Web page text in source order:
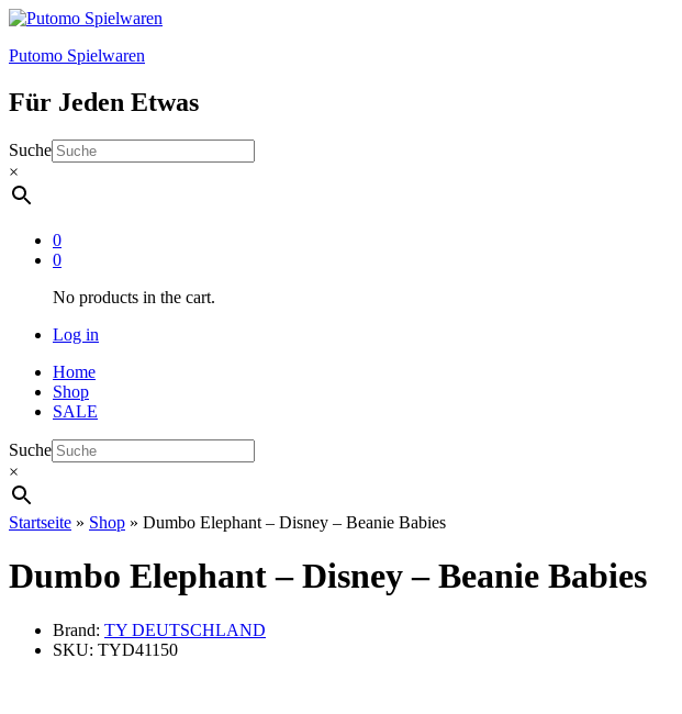
Putomo Spielwaren
Für Jeden Etwas
Suche
×
0
0
No products in the cart.
Log in
Home
Shop
SALE
Suche
×
Startseite » Shop » Dumbo Elephant – Disney – Beanie Babies
Dumbo Elephant – Disney – Beanie Babies
Brand: TY DEUTSCHLAND
SKU: TYD41150